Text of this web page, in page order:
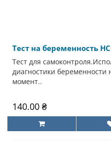
Тест на беременность
Тест для
диагностики беременности
момент..
140.00 ₴